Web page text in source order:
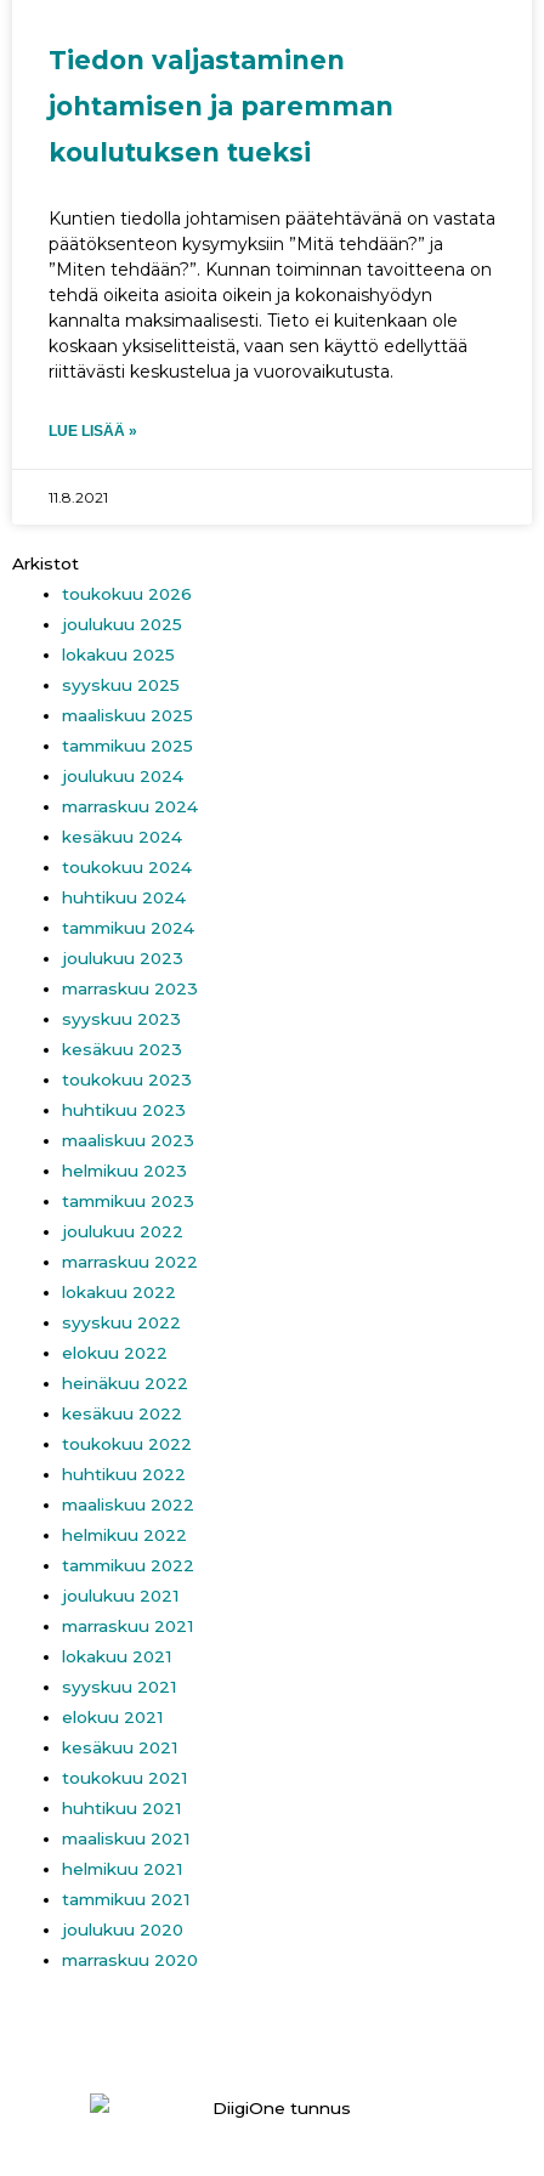
Tiedon valjastaminen
johtamisen ja paremman
koulutuksen tueksi
Kuntien tiedolla johtamisen päätehtävänä on vastata
päätöksenteon kysymyksiin ”Mitä tehdään?” ja
”Miten tehdään?”. Kunnan toiminnan tavoitteena on
tehdä oikeita asioita oikein ja kokonaishyödyn
kannalta maksimaalisesti. Tieto ei kuitenkaan ole
koskaan yksiselitteistä, vaan sen käyttö edellyttää
riittävästi keskustelua ja vuorovaikutusta.
LUE LISÄÄ »
11.8.2021
Arkistot
toukokuu 2026
joulukuu 2025
lokakuu 2025
syyskuu 2025
maaliskuu 2025
tammikuu 2025
joulukuu 2024
marraskuu 2024
kesäkuu 2024
toukokuu 2024
huhtikuu 2024
tammikuu 2024
joulukuu 2023
marraskuu 2023
syyskuu 2023
kesäkuu 2023
toukokuu 2023
huhtikuu 2023
maaliskuu 2023
helmikuu 2023
tammikuu 2023
joulukuu 2022
marraskuu 2022
lokakuu 2022
syyskuu 2022
elokuu 2022
heinäkuu 2022
kesäkuu 2022
toukokuu 2022
huhtikuu 2022
maaliskuu 2022
helmikuu 2022
tammikuu 2022
joulukuu 2021
marraskuu 2021
lokakuu 2021
syyskuu 2021
elokuu 2021
kesäkuu 2021
toukokuu 2021
huhtikuu 2021
maaliskuu 2021
helmikuu 2021
tammikuu 2021
joulukuu 2020
marraskuu 2020